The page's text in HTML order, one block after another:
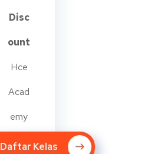
Disc
ount
Hce
Acad
emy
Daftar Kelas